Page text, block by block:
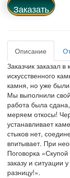
Заказать
Описание
Заказчик заказал
искусственного
камня, но уже
Мы выполнили свой
работа была
меряем откосы!
устанавливает
стыков нет,
впитывает. При
Поговорка
заказу и ситуации
разницу!».